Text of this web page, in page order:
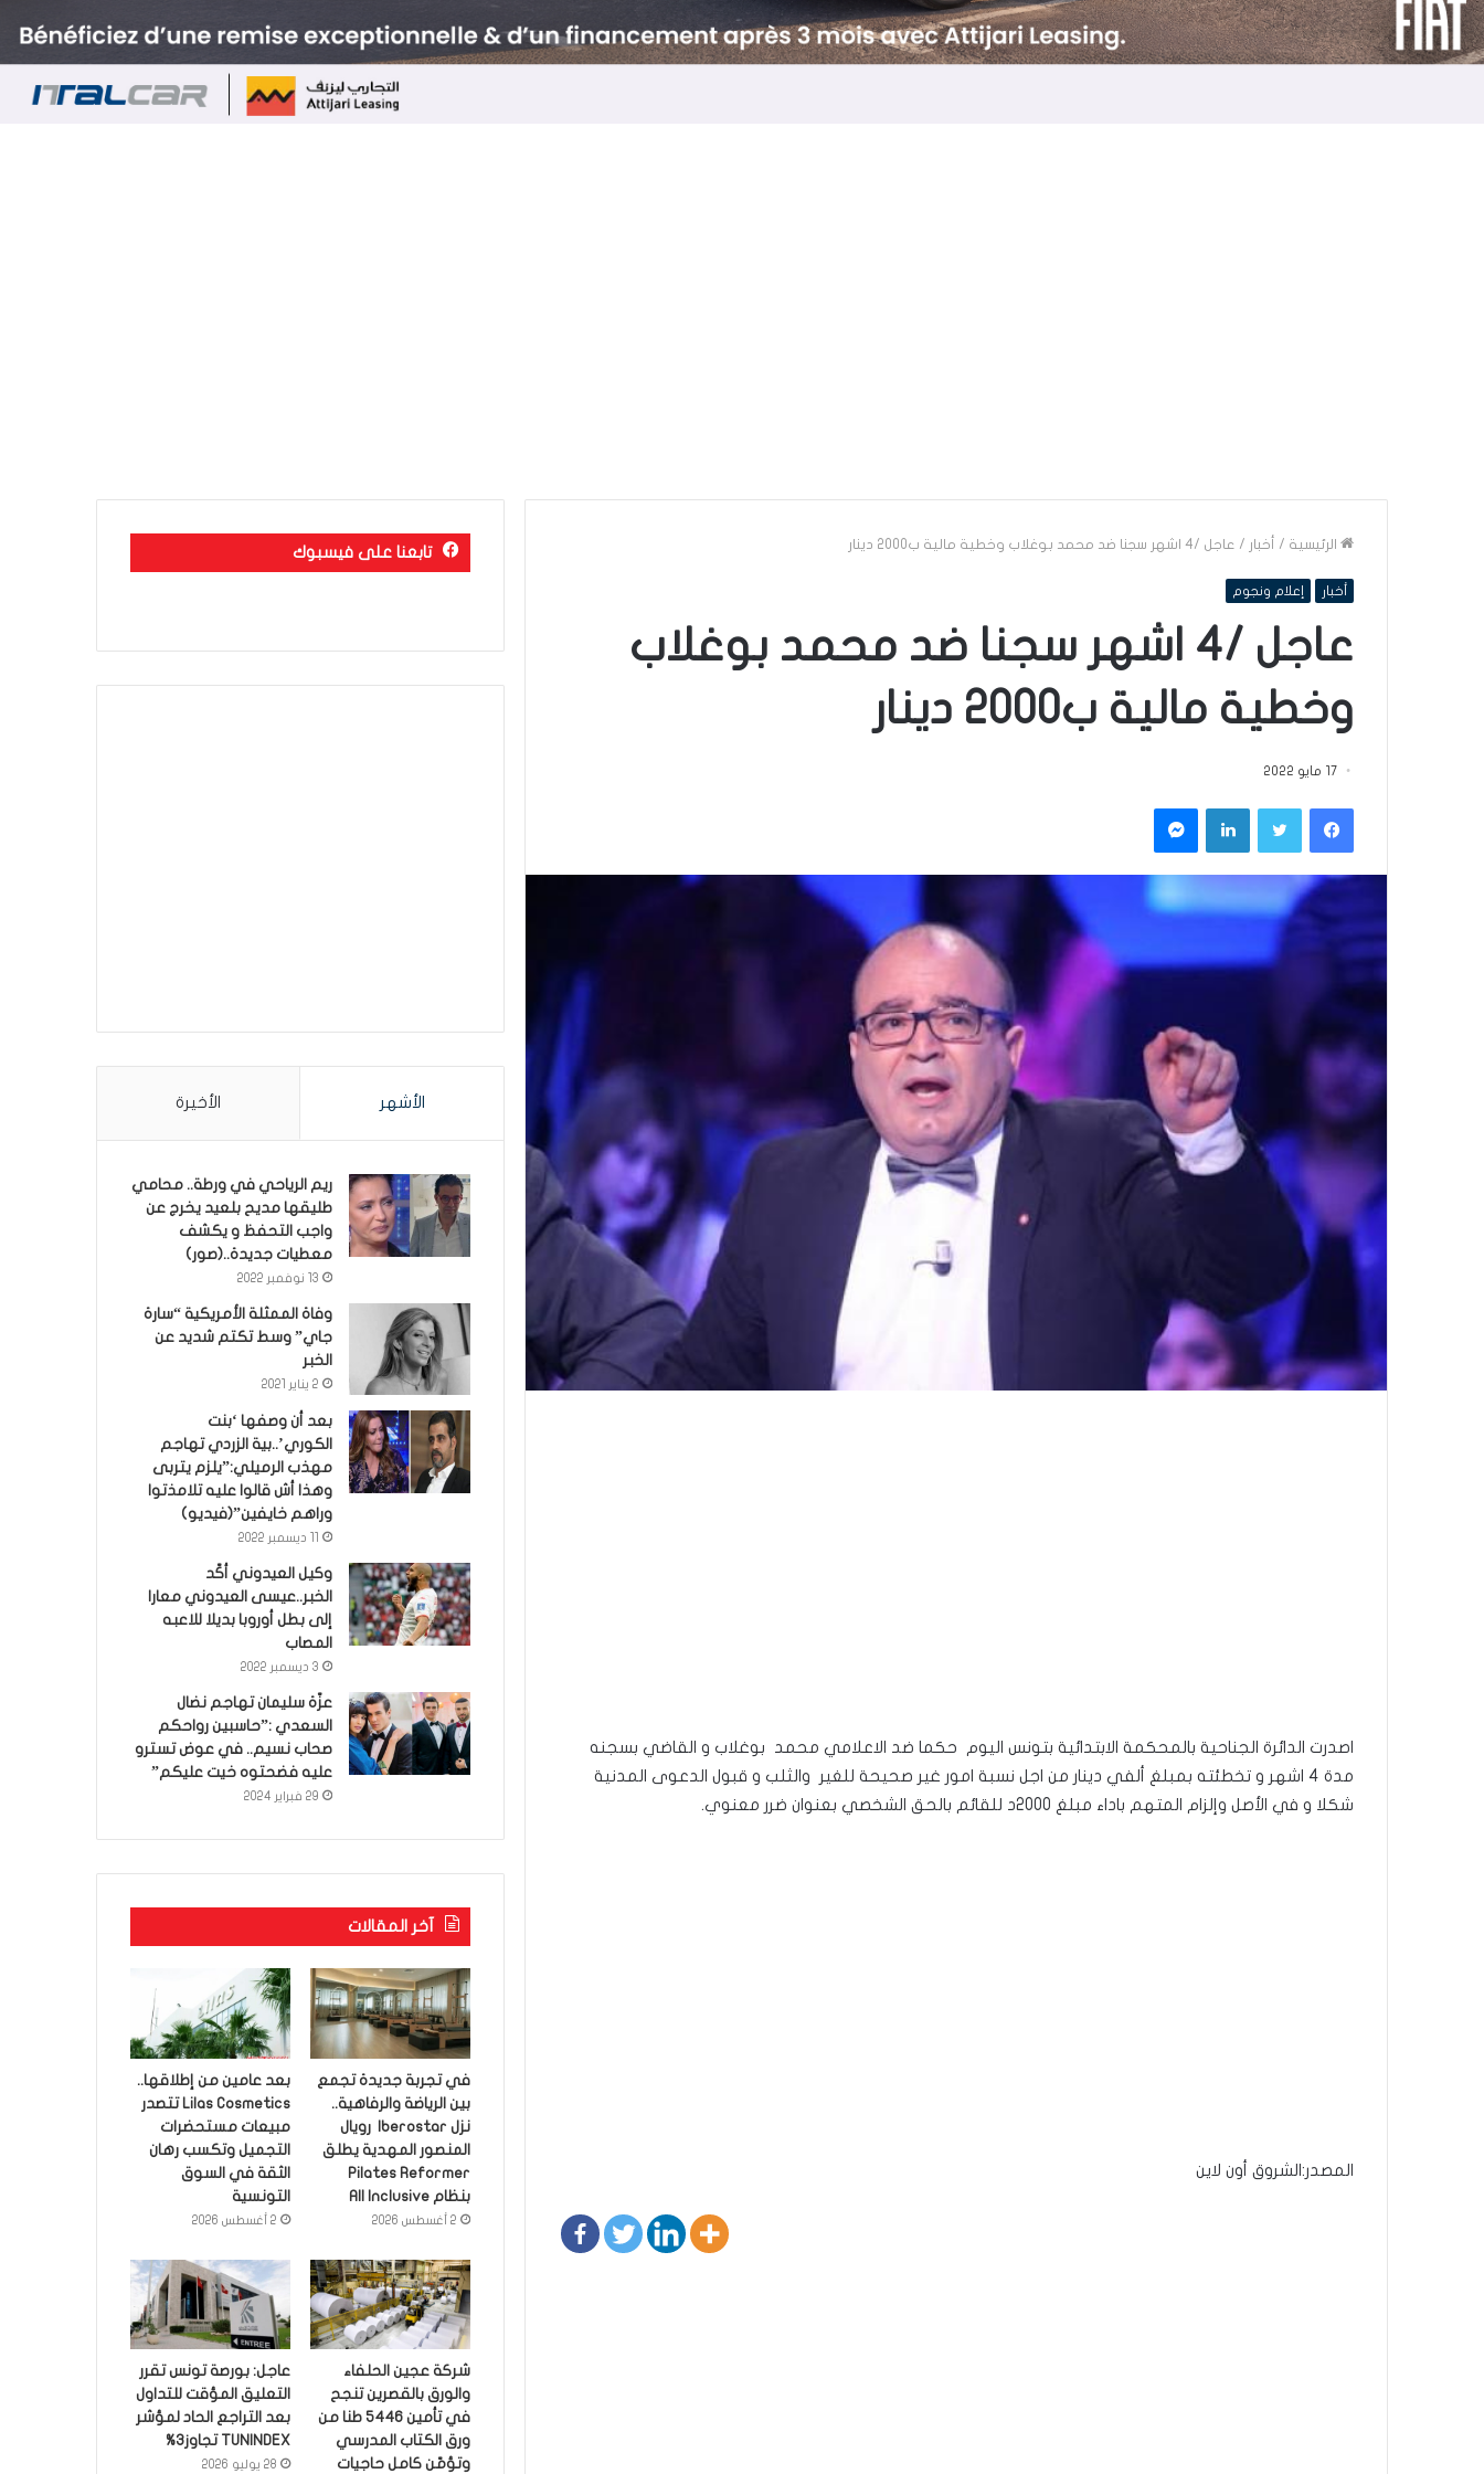
الرئيسية / أخبار / عاجل /4 اشهر سجنا ضد محمد بوغلاب وخطية مالية ب2000 دينار
أخبار إعلام ونجوم
عاجل /4 اشهر سجنا ضد محمد بوغلاب
وخطية مالية ب2000 دينار
17 مايو 2022
فيسبوكتويتر لينكدإن ماسنجر
اصدرت الدائرة الجناحية بالمحكمة الابتدائية بتونس اليوم حكما ضد الاعلامي محمد بوغلاب و القاضي بسجنه
مدة 4 اشهر و تخطئته بمبلغ ألفي دينار من اجل نسبة امور غير صحيحة للغير والثلب و قبول الدعوى المدنية
شكلا و في الأصل وإلزام المتهم باداء مبلغ 2000د للقائم بالحق الشخصي بعنوان ضرر معنوي.
المصدر:الشروق أون لاين
تابعنا على فيسبوك
الأشهر الأخيرة
ريم الرياحي في ورطة.. محامي
طليقها مديح بلعيد يخرج عن
واجب التحفظ و يكشف
معطيات جديدة..(صور)
13 نوفمبر 2022
وفاة الممثلة الأمريكية “سارة
جاي” وسط تكتم شديد عن
الخبر
2 يناير 2021
بعد أن وصفها ‘بنت
الكوري’..بية الزردي تهاجم
مهذب الرميلي:”يلزم يتربى
وهذا أش قالوا عليه تلامذتوا
وراهم خايفين”(فيديو)
وكيل العيدوني أكّد
الخبر..عيسى العيدوني معارا
إلى بطل أوروبا بديلا للاعبه
المصاب
3 ديسمبر 2022
عزّة سليمان تهاجم نضال
السعدي :”حاسبين رواحكم
صحاب نسيم.. في عوض تسترو
عليه فضحتوه خيت عليكم”
29 فبراير 2024
آخر المقالات
في تجربة جديدة تجمع
بين الرياضة والرفاهية..
نزل Iberostar رويال
المنصور المهدية يطلق
Pilates Reformer
بنظام All Inclusive
2 أغسطس 2026
بعد عامين من إطلاقها..
Lilas Cosmetics تتصدر
مبيعات مستحضرات
التجميل وتكسب رهان
الثقة في السوق
التونسية
2 أغسطس 2026
شركة عجين الحلفاء
والورق بالقصرين تنجح
في تأمين 5446 طنا من
ورق الكتاب المدرسي
وتؤمّن كامل حاجيات
عاجل: بورصة تونس تقرر
التعليق المؤقت للتداول
بعد التراجع الحاد لمؤشر
TUNINDEX تجاوز3%
28 يوليو 2026